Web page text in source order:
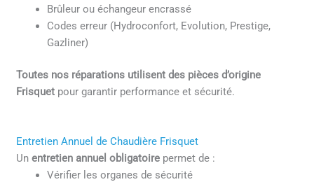
Brûleur ou échangeur encrassé
Codes erreur (Hydroconfort, Evolution, Prestige,
Gazliner)
Toutes nos réparations utilisent des pièces d’origine
Frisquet pour garantir performance et sécurité.
Entretien Annuel de Chaudière Frisquet
Unentretien annuel obligatoire permet de :
Vérifier les organes de sécurité